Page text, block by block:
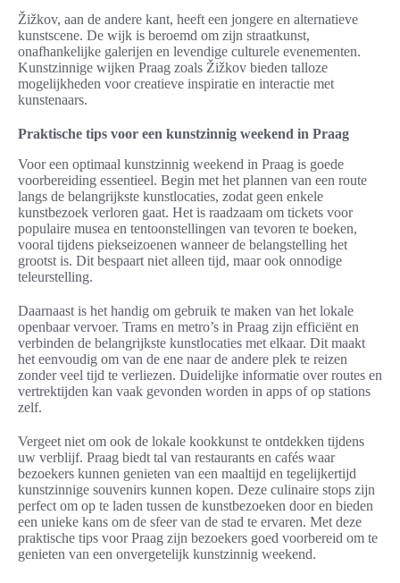
Žižkov, aan de andere kant, heeft een jongere en alternatieve
kunstscene. De wijk is beroemd om zijn straatkunst,
onafhankelijke galerijen en levendige culturele evenementen.
Kunstzinnige wijken Praag zoals Žižkov bieden talloze
mogelijkheden voor creatieve inspiratie en interactie met
kunstenaars.
Praktische tips voor een kunstzinnig weekend in Praag
Voor een optimaal kunstzinnig weekend in Praag is goede
voorbereiding essentieel. Begin met het plannen van een route
langs de belangrijkste kunstlocaties, zodat geen enkele
kunstbezoek verloren gaat. Het is raadzaam om tickets voor
populaire musea en tentoonstellingen van tevoren te boeken,
vooral tijdens piekseizoenen wanneer de belangstelling het
grootst is. Dit bespaart niet alleen tijd, maar ook onnodige
teleurstelling.
Daarnaast is het handig om gebruik te maken van het lokale
openbaar vervoer. Trams en metro’s in Praag zijn efficiënt en
verbinden de belangrijkste kunstlocaties met elkaar. Dit maakt
het eenvoudig om van de ene naar de andere plek te reizen
zonder veel tijd te verliezen. Duidelijke informatie over routes en
vertrektijden kan vaak gevonden worden in apps of op stations
zelf.
Vergeet niet om ook de lokale kookkunst te ontdekken tijdens
uw verblijf. Praag biedt tal van restaurants en cafés waar
bezoekers kunnen genieten van een maaltijd en tegelijkertijd
kunstzinnige souvenirs kunnen kopen. Deze culinaire stops zijn
perfect om op te laden tussen de kunstbezoeken door en bieden
een unieke kans om de sfeer van de stad te ervaren. Met deze
praktische tips voor Praag zijn bezoekers goed voorbereid om te
genieten van een onvergetelijk kunstzinnig weekend.